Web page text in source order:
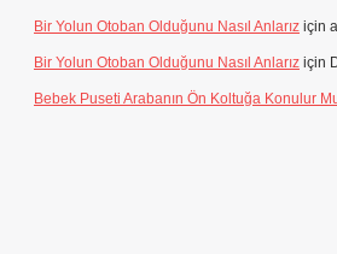
Bir Yolun Otoban Olduğunu Nasıl Anlarız için
Bir Yolun Otoban Olduğunu Nasıl Anlarız için
Bebek Puseti Arabanın Ön Koltuğa Konulur